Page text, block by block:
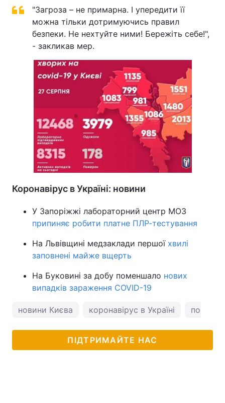
"Загроза – не примарна. І упередити її
можна тільки дотримуючись правил
безпеки. Не нехтуйте ними! Бережіть себе!",
- закликав мер.
Коронавірус в Україні: новини
У Запоріжжі лабораторний центр МОЗ
припиняє робити платне ПЛР-тестування
На Львівщині медзаклади першої хвилі
заповнені майже вщерть
На Буковині за добу поменшало нових
випадків зараження COVID-19
новини Києва коронавірус в Україні погода
ПІДТРИМАЙТЕ НАС